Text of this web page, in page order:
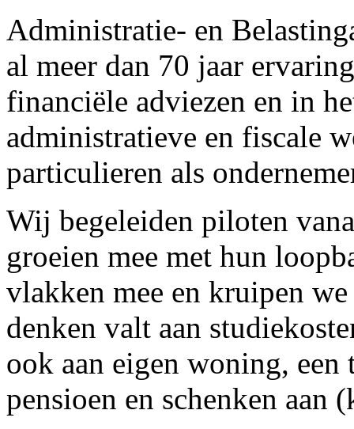
Administratie- en
al meer dan 70 jaar
financiële adviezen en in
administratieve en fiscale
particulieren als
Wij begeleiden piloten
groeien mee met hun
vlakken mee en kruipen
denken valt aan
ook aan eigen woning,
pensioen en schenken aan